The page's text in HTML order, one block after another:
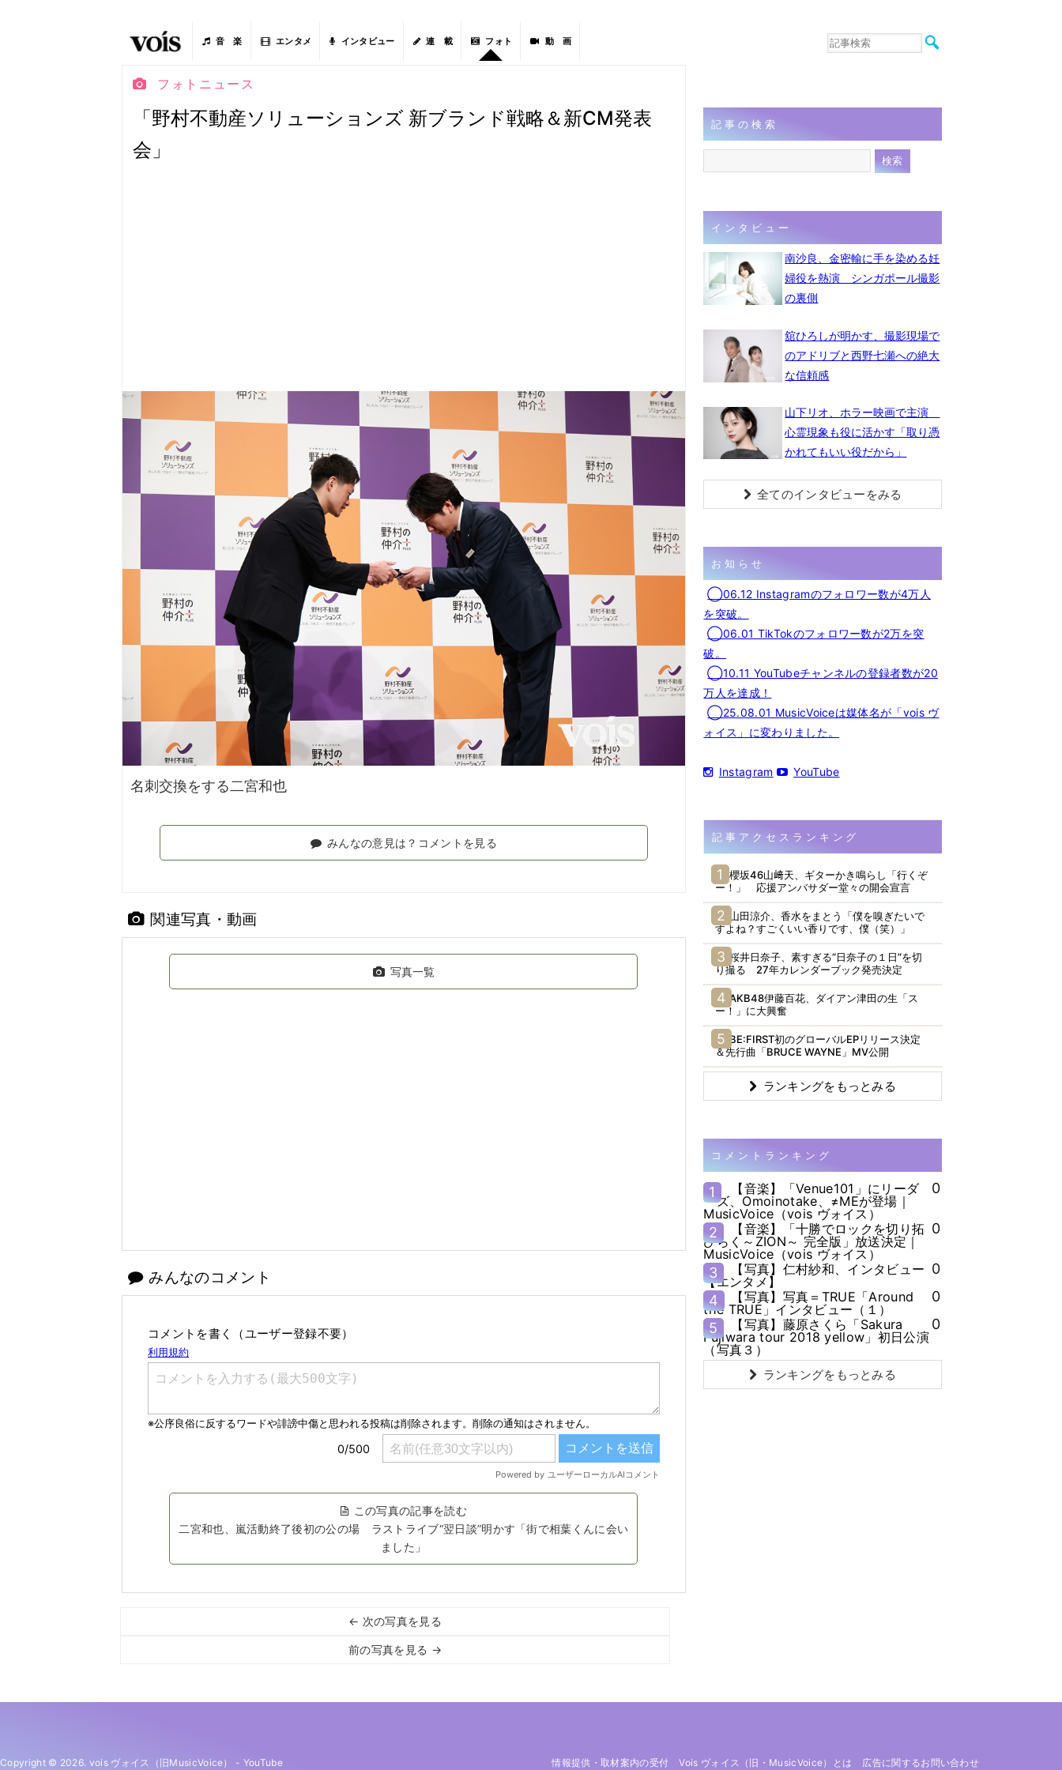
音 楽 エンタメ インタビュー 連 載 フォト 動 画
音楽
連載
フォト
フォトニュース
「野村不動産ソリューションズ 新ブランド戦略＆新CM発表
会」
名刺交換をする二宮和也
みんなの意見は？コメントを見る
関連写真・動画
写真一覧
みんなのコメント
コメントを書く（ユーザー登録不要）
この写真の記事を読む
二宮和也、嵐活動終了後初の公の場 ラストライブ“翌日談”明かす「街で相葉くんに会い
ました」
← 次の写真を見る
前の写真を見る →
記事の検索
インタビュー
南沙良、金密輸に手を染める妊
婦役を熱演 シンガポール撮影
の裏側
舘ひろしが明かす、撮影現場で
のアドリブと西野七瀬への絶大
な信頼感
山下リオ、ホラー映画で主演
心霊現象も役に活かす「取り憑
かれてもいい役だから」
全てのインタビューをみる
お知らせ
◯06.12 Instagramのフォロワー数が4万人
を突破。
◯06.01 TikTokのフォロワー数が2万を突
破。
◯10.11 YouTubeチャンネルの登録者数が20
万人を達成！
◯25.08.01 MusicVoiceは媒体名が「vois ヴ
ォイス」に変わりました。
Instagram YouTube
記事アクセスランキング
櫻坂46山﨑天、ギターかき鳴らし「行くぞ
ー！」 応援アンバサダー堂々の開会宣言
山田涼介、香水をまとう「僕を嗅ぎたいで
すよね？すごくいい香りです、僕（笑）」
桜井日奈子、素すぎる“日奈子の１日”を切
り撮る 27年カレンダーブック発売決定
AKB48伊藤百花、ダイアン津田の生「ス
ー！」に大興奮
BE:FIRST初のグローバルEPリリース決定
＆先行曲「BRUCE WAYNE」MV公開
ランキングをもっとみる
コメントランキング
1
【音楽】「Venue101」にリーダ
ーズ、Omoinotake、≠MEが登場｜
MusicVoice（vois ヴォイス）
0
2
【音楽】「十勝でロックを切り拓
ひらく～ZION～ 完全版」放送決定｜
MusicVoice（vois ヴォイス）
0
3
【写真】仁村紗和、インタビュー
【エンタメ】
0
4
【写真】写真＝TRUE「Around
the TRUE」インタビュー（１）
0
5
【写真】藤原さくら「Sakura
Fujiwara tour 2018 yellow」初日公演
（写真３）
0
ランキングをもっとみる
Copyright © 2026. vois ヴォイス（旧MusicVoice） - YouTube 情報提供・取材案内の受付 Vois ヴォイス（旧・MusicVoice）とは 広告に関するお問い合わせ